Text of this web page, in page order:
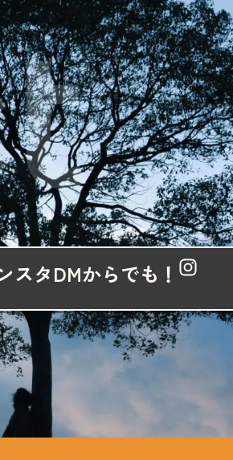
スタDMからでも！